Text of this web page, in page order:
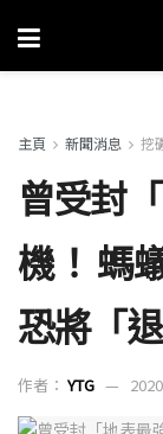
主頁 新聞消息 挖
曾受封
機！ 螞
恐將「退
作者： YTG